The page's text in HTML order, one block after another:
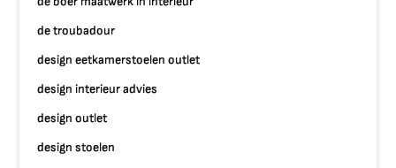
de troubadour
design eetkamerstoelen outlet
design interieur advies
design outlet
design stoelen